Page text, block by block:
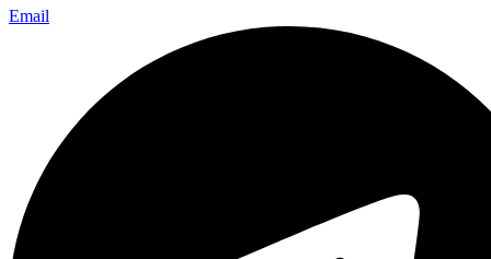
Email